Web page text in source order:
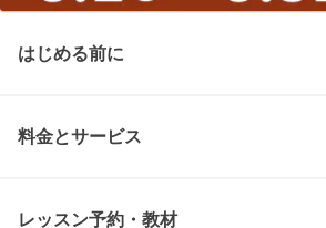
はじめる前に
料金とサービス
レッスン予約・教材